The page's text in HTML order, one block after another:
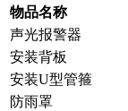
物品名称
声光报警器
安装背板
安装U型管箍
防雨罩